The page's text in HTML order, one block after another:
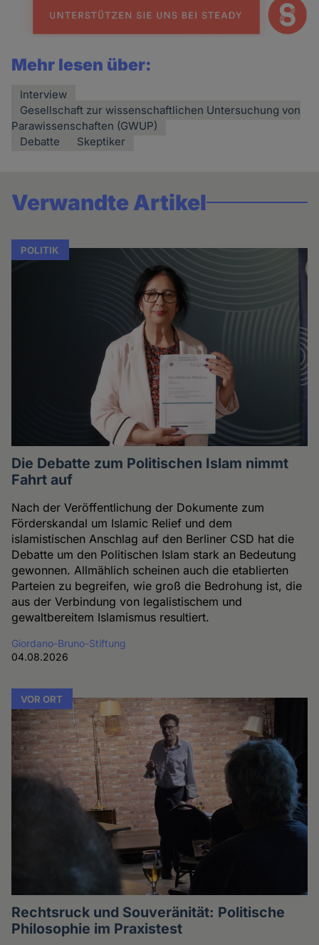
Mehr lesen über:
Interview
Gesellschaft zur wissenschaftlichen Untersuchung von
Parawissenschaften (GWUP)
Debatte
Skeptiker
Verwandte Artikel
POLITIK
Die Debatte zum Politischen Islam nimmt
Fahrt auf
Nach der Veröffentlichung der Dokumente zum
Förderskandal um Islamic Relief und dem
islamistischen Anschlag auf den Berliner CSD hat die
Debatte um den Politischen Islam stark an Bedeutung
gewonnen. Allmählich scheinen auch die etablierten
Parteien zu begreifen, wie groß die Bedrohung ist, die
aus der Verbindung von legalistischem und
gewaltbereitem Islamismus resultiert.
Giordano-Bruno-Stiftung
04.08.2026
VOR ORT
Rechtsruck und Souveränität: Politische
Philosophie im Praxistest